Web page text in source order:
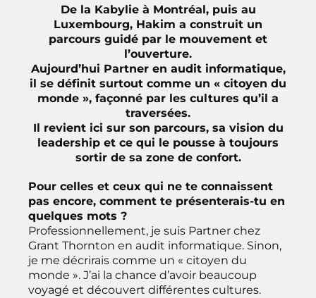
De la Kabylie à Montréal, puis au
Luxembourg, Hakim a construit un
parcours guidé par le mouvement et
l’ouverture.
Aujourd’hui Partner en audit informatique,
il se définit surtout comme un « citoyen du
monde », façonné par les cultures qu’il a
traversées.
Il revient ici sur son parcours, sa vision du
leadership et ce qui le pousse à toujours
sortir de sa zone de confort.
Pour celles et ceux qui ne te connaissent
pas encore, comment te présenterais-tu en
quelques mots ?
Professionnellement, je suis Partner chez
Grant Thornton en audit informatique. Sinon,
je me décrirais comme un « citoyen du
monde ». J’ai la chance d’avoir beaucoup
voyagé et découvert différentes cultures.